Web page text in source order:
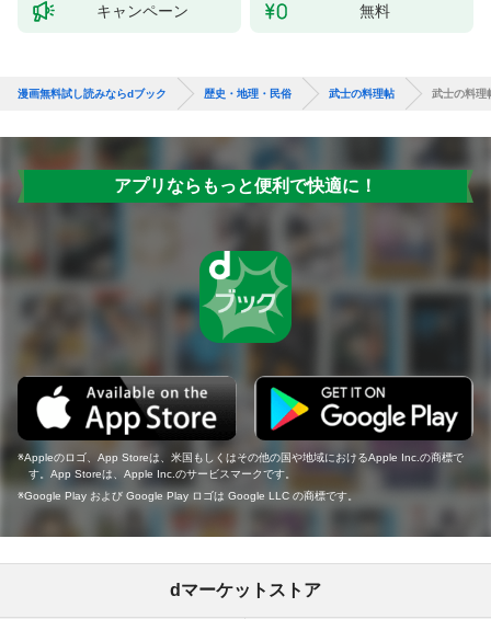
キャンペーン 無料
漫画無料試し読みならdブック 歴史・地理・民俗 武士の料理帖 武士の料理
アプリならもっと便利で快適に！
Appleのロゴ、App Storeは、米国もしくはその他の国や地域におけるApple Inc.の商標で
す。App Storeは、Apple Inc.のサービスマークです。
Google Play および Google Play ロゴは Google LLC の商標です。
dマーケットストア